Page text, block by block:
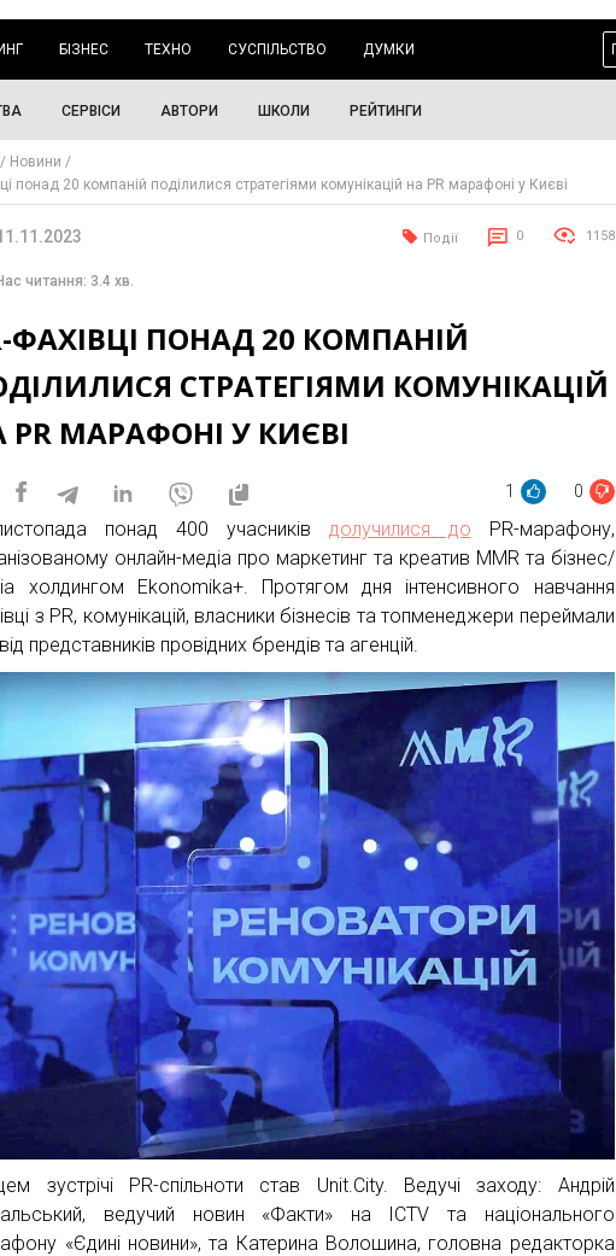
БІЗНЕС ТЕХНО СУСПІЛЬСТВО ДУМКИ
СЕРВІСИ АВТОРИ ШКОЛИ РЕЙТИНГИ
Новини
понад 20 компаній поділилися стратегіями комунікацій на PR марафоні у Києві
Події 0 1158
читання: 3.4 хв.
ФАХІВЦІ ПОНАД 20 КОМПАНІЙ
СТРАТЕГІЯМИ КОМУНІКАЦІЙ
PR МАРАФОНІ У КИЄВІ
1 0
понад 400 учасників долучилися до PR-марафону,
онлайн-медіа про маркетинг та креатив MMR та бізнес/
холдингом Ekonomika+. Протягом дня інтенсивного навчання
з PR, комунікацій, власники бізнесів та топменеджери переймали
представників провідних брендів та агенцій.
зустрічі PR-спільноти став Unit.City. Ведучі заходу: Андрій
ведучий новин «Факти» на ICTV та національного
«Єдині новини», та Катерина Волошина, головна редакторка